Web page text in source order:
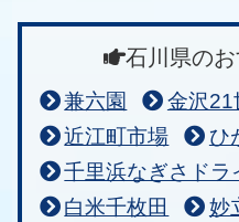
石川県の
兼六園
金沢21
近江町市場
ひ
千里浜なぎさドラ
白米千枚田
妙